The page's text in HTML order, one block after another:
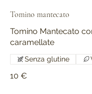
Tomino mantecato
Tomino Mantecato
caramellate
10 €
Senza glutine